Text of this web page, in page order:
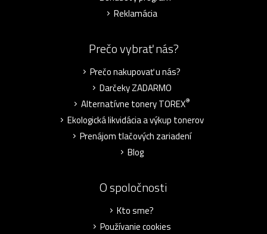
Reklamácia
Prečo vybrať nás?
Prečo nakupovať u nás?
Darčeky ZADARMO
Alternatívne tonery TOREX®
Ekologická likvidácia a výkup tonerov
Prenájom tlačových zariadení
Blog
O spoločnosti
Kto sme?
Používanie cookies